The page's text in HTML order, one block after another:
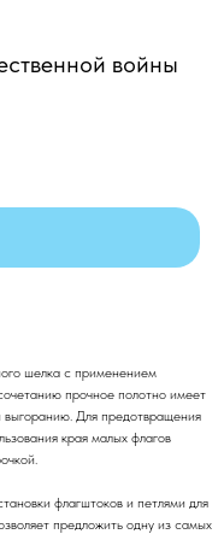
войны
шелка с применением
прочное полотно имеет
Для предотвращения
края малых флагов
флагштоков и петлями для
предложить одну из самых